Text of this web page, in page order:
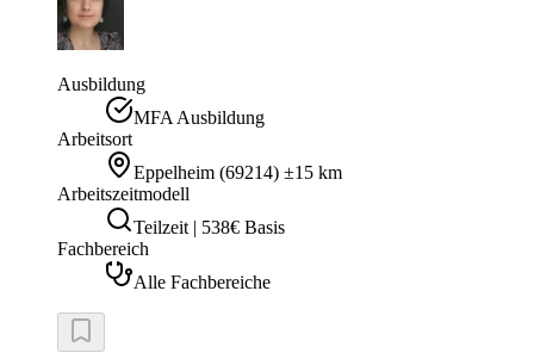
Ausbildung
MFA Ausbildung
Arbeitsort
Eppelheim (69214) ±15 km
Arbeitszeitmodell
Teilzeit | 538€ Basis
Fachbereich
Alle Fachbereiche